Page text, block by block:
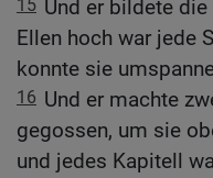
15 Und er bildete die
Ellen hoch war jede
konnte sie
16 Und er machte
gegossen, um sie
und jedes Kapitell